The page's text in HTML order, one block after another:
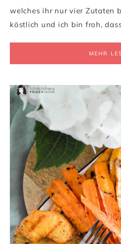
welches ihr nur vier Zutaten
köstlich und ich bin froh,
MEHR